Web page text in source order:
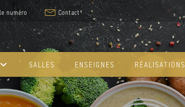
numéro Contact
SALLES ENSEIGNES RÉALISATIONS